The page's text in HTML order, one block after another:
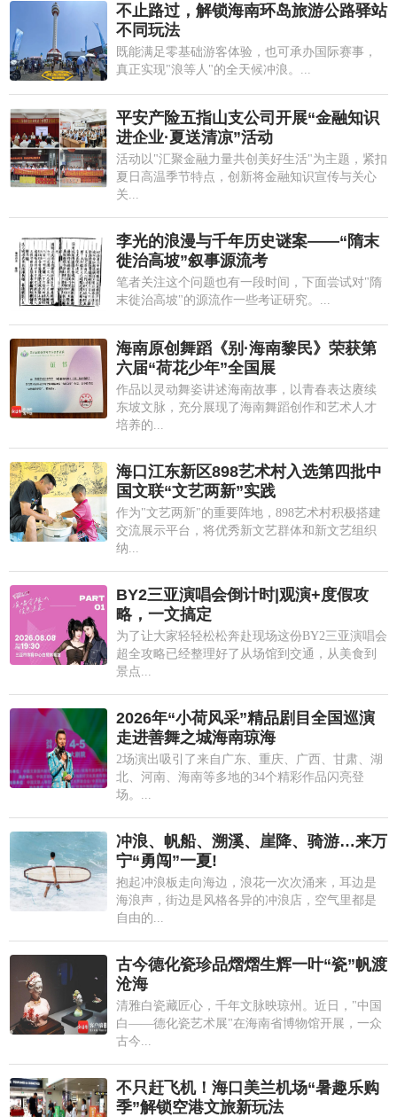
不止路过，解锁海南环岛旅游公路驿站
不同玩法
既能满足零基础游客体验，也可承办国际赛事，
真正实现"浪等人"的全天候冲浪。...
平安产险五指山支公司开展“金融知识
进企业·夏送清凉”活动
活动以"汇聚金融力量共创美好生活"为主题，紧扣
夏日高温季节特点，创新将金融知识宣传与关心
关...
李光的浪漫与千年历史谜案——“隋末
徙治高坡”叙事源流考
笔者关注这个问题也有一段时间，下面尝试对"隋
末徙治高坡"的源流作一些考证研究。...
海南原创舞蹈《别·海南黎民》荣获第
六届“荷花少年”全国展
作品以灵动舞姿讲述海南故事，以青春表达赓续
东坡文脉，充分展现了海南舞蹈创作和艺术人才
培养的...
海口江东新区898艺术村入选第四批中
国文联“文艺两新”实践
作为"文艺两新"的重要阵地，898艺术村积极搭建
交流展示平台，将优秀新文艺群体和新文艺组织
纳...
BY2三亚演唱会倒计时|观演+度假攻
略，一文搞定
为了让大家轻轻松松奔赴现场这份BY2三亚演唱会
超全攻略已经整理好了从场馆到交通，从美食到
景点...
2026年“小荷风采”精品剧目全国巡演
走进善舞之城海南琼海
2场演出吸引了来自广东、重庆、广西、甘肃、湖
北、河南、海南等多地的34个精彩作品闪亮登
场。...
冲浪、帆船、溯溪、崖降、骑游…来万
宁“勇闯”一夏!
抱起冲浪板走向海边，浪花一次次涌来，耳边是
海浪声，街边是风格各异的冲浪店，空气里都是
自由的...
古今德化瓷珍品熠熠生辉一叶“瓷”帆渡
沧海
清雅白瓷藏匠心，千年文脉映琼州。近日，"中国
白——德化瓷艺术展"在海南省博物馆开展，一众
古今...
不只赶飞机！海口美兰机场“暑趣乐购
季”解锁空港文旅新玩法